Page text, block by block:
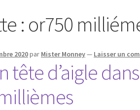
: or750
2020par Mister Monney— Laisser un
tête d’aigle